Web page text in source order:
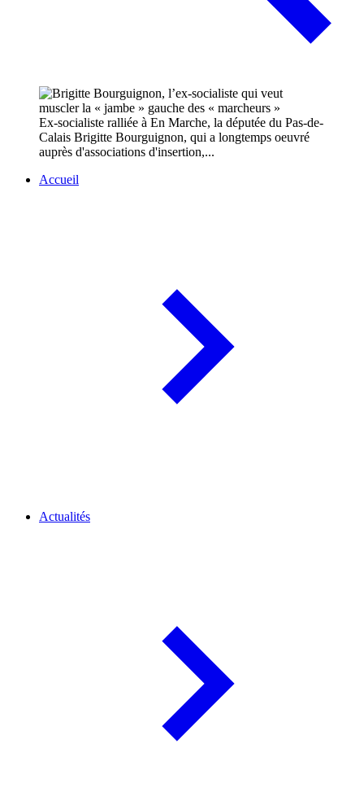
Ex-socialiste ralliée à En Marche, la députée du Pas-de-
Calais Brigitte Bourguignon, qui a longtemps oeuvré
auprès d'associations d'insertion,...
Accueil
Actualités